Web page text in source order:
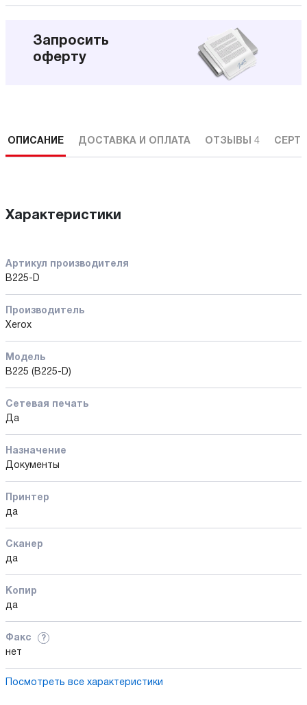
Запросить
оферту
ОПИСАНИЕ ДОСТАВКА И ОПЛАТА ОТЗЫВЫ 4
Характеристики
Артикул производителя
B225-D
Производитель
Xerox
Модель
B225 (B225-D)
Сетевая печать
Да
Назначение
Документы
Принтер
да
Сканер
да
Копир
да
Факс ?
нет
Посмотреть все характеристики